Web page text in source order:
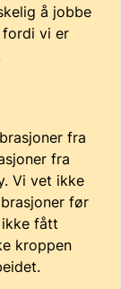
å jobbe
vi er
fra
fra
Vi vet ikke
før
fått
kroppen